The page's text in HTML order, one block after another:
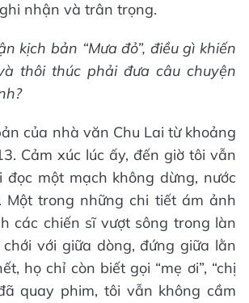
nhận và trân trọng.
kịch bản “Mưa đỏ”, điều gì khiến
thôi thúc phải đưa câu chuyện
của nhà văn Chu Lai từ khoảng
Cảm xúc lúc ấy, đến giờ tôi vẫn
đọc một mạch không dừng, nước
Một trong những chi tiết ám ảnh
các chiến sĩ vượt sông trong làn
chới với giữa dòng, đứng giữa lằn
họ chỉ còn biết gọi “mẹ ơi”, “chị
quay phim, tôi vẫn không cầm